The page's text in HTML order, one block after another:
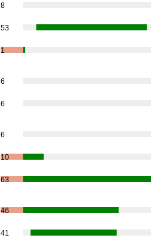
8
53
1
6
6
6
10
63
46
41